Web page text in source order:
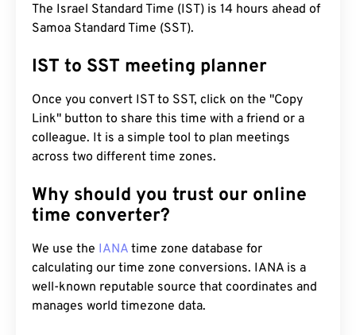
The Israel Standard Time (IST) is 14 hours ahead of
Samoa Standard Time (SST).
IST to SST meeting planner
Once you convert IST to SST, click on the "Copy
Link" button to share this time with a friend or a
colleague. It is a simple tool to plan meetings
across two different time zones.
Why should you trust our online
time converter?
We use the IANA time zone database for
calculating our time zone conversions. IANA is a
well-known reputable source that coordinates and
manages world timezone data.